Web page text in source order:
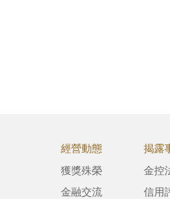
經營動態
獲獎殊榮
金融交流
揭露
金控
信用